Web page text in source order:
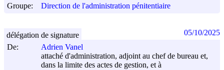
Groupe:
Direction de l'administration pénitentiaire
De:
Adrien Vanel
attaché d'administration, adjoint au chef de bureau et,
dans la limite des actes de gestion, et à
délégation de signature 05/10/2025